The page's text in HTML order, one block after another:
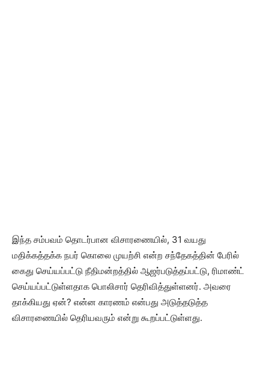
இந்த சம்பவம் தொடர்பான விசாரணையில், 31 வயது
மதிக்கத்தக்க நபர் கொலை முயற்சி என்ற சந்தேகத்தின் பேரில்
கைது செய்யப்பட்டு நீதிமன்றத்தில் ஆஜர்படுத்தப்பட்டு, ரிமாண்ட்
செய்யப்பட்டுள்ளதாக பொலிசார் தெரிவித்துள்ளனர். அவரை
தாக்கியது ஏன்? என்ன காரணம் என்பது அடுத்தடுத்த
விசாரணையில் தெரியவரும் என்று கூறப்பட்டுள்ளது.